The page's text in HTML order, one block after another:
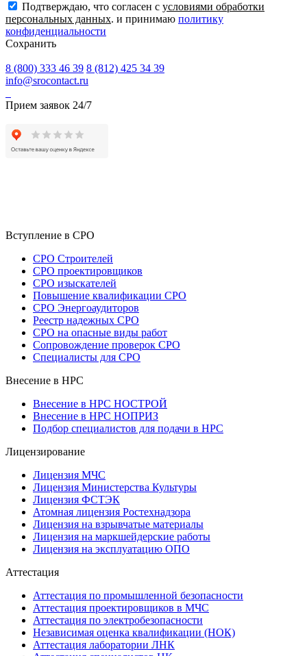
Подтверждаю, что согласен с условиями обработки
персональных данных. и принимаю политику
конфиденциальности
Сохранить
8 (800) 333 46 39 8 (812) 425 34 39
info@srocontact.ru
Прием заявок 24/7
Вступление в СРО
СРО Строителей
СРО проектировщиков
СРО изыскателей
Повышение квалификации СРО
СРО Энергоаудиторов
Реестр надежных СРО
СРО на опасные виды работ
Сопровождение проверок СРО
Специалисты для СРО
Внесение в НРС
Внесение в НРС НОСТРОЙ
Внесение в НРС НОПРИЗ
Подбор специалистов для подачи в НРС
Лицензирование
Лицензия МЧС
Лицензия Министерства Культуры
Лицензия ФСТЭК
Атомная лицензия Ростехнадзора
Лицензия на взрывчатые материалы
Лицензия на маркшейдерские работы
Лицензия на эксплуатацию ОПО
Аттестация
Аттестация по промышленной безопасности
Аттестация проектировщиков в МЧС
Аттестация по электробезопасности
Независимая оценка квалификации (НОК)
Аттестация лаборатории ЛНК